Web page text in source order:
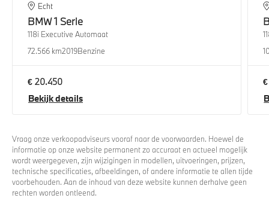
Echt
BMW1 Serie
118i Executive Automaat
72.566 km2019Benzine
€ 20.450
Bekijk details
Vraag onze verkoopadviseurs vooraf naar de voorwaarden. Hoewel de
informatie op onze website permanent zo accuraat en actueel mogelijk
wordt weergegeven, zijn wijzigingen in modellen, uitvoeringen, prijzen,
technische specificaties, afbeeldingen, of andere informatie te allen tijde
voorbehouden. Aan de inhoud van deze website kunnen derhalve geen
rechten worden ontleend.